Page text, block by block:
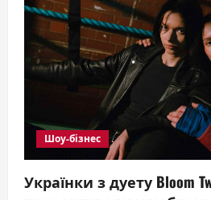
Шоу-бізнес
Українки з дуету Bloom